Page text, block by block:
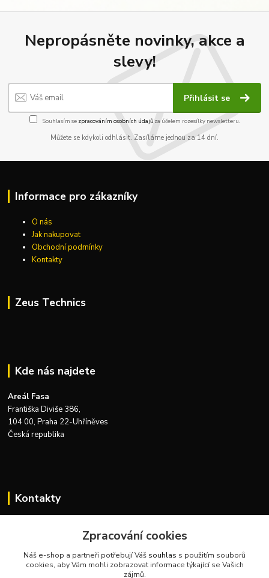
Nepropásněte novinky, akce a
slevy!
Přihlásit se
Souhlasím se zpracováním osobních údajůza účelem rozesílky newsletteru.
Můžete se kdykoli odhlásit. Zasíláme jednou za 14 dní.
Informace pro zákazníky
O nás
Jak nakupovat
Obchodní podmínky
Kontakty
Zeus Technics
Kde nás najdete
Areál Fasa
Františka Diviše 386,
104 00, Praha 22-Uhříněves
Česká republika
Kontakty
+420 732 915 376
info@zeustechnics.cz
Zpracování cookies
Náš e-shop a partneři potřebují Váš souhlas s použitím souborů
cookies, aby Vám mohli zobrazovat informace týkající se Vašich
zájmů.